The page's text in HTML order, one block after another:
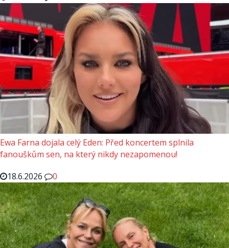
Ewa Farna dojala celý Eden: Před koncertem splnila
fanouškům sen, na který nikdy nezapomenou!
18.6.2026
0